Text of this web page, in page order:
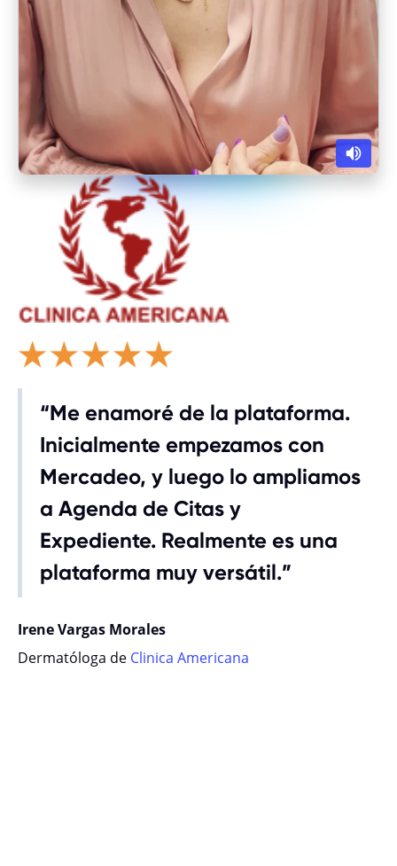
“Me enamoré de la plataforma.
Inicialmente empezamos con
Mercadeo, y luego lo ampliamos
a Agenda de Citas y
Expediente. Realmente es una
plataforma muy versátil.”
Irene Vargas Morales
Dermatóloga de Clinica Americana